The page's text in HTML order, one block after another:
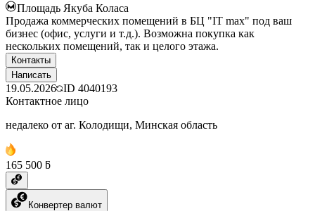
Площадь Якуба Коласа
Продажа коммерческих помещений в БЦ "IT max" под ваш
бизнес (офис, услуги и т.д.). Возможна покупка как
нескольких помещений, так и целого этажа.
Контакты
Написать
19.05.2026 ID 4040193
Контактное лицо
недалеко от аг. Колодищи, Минская область
165 500 ƃ
Конвертер валют